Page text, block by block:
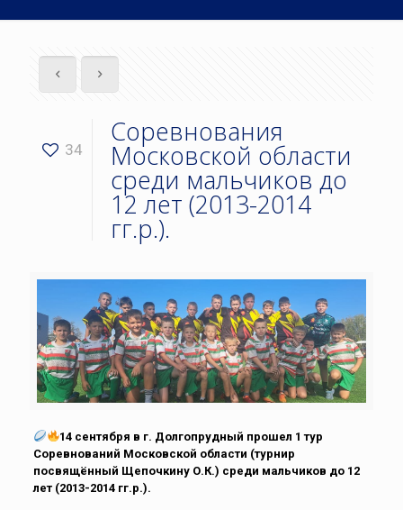
34
Соревнования
Московской области
среди мальчиков до
12 лет (2013-2014
гг.р.).
14 сентября в г. Долгопрудный прошел 1 тур
Соревнований Московской области (турнир
посвящённый Щепочкину О.К.) среди мальчиков до 12
лет (2013-2014 гг.р.).